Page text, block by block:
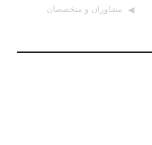
مشاوران و متخصصان